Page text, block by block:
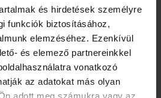
és hirdetések személyre
funkciók biztosításához,
elemzéséhez. Ezenkívül
és elemező partnereinkkel
vonatkozó
az adatokat más olyan
adott meg számukra vagy az
F1 N=3000
NYITÁSSZÖG FOGANTYÚ=50°
M=M16X150